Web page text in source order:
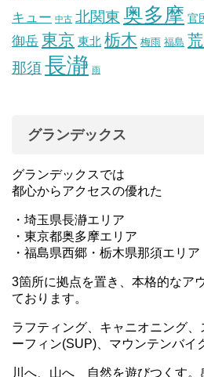
キュー 中古 北関東 奥多摩 官
御岳 東京 東北 栃木 梅雨 福島 荒
那須長瀞 雨
グランデックス
グランデックスでは
都心からアクセスの優れた
・埼玉県長瀞エリア
・東京都奥多摩エリア
・福島県西郷・栃木県那須エリア
3箇所に拠点を置き、本格的なア
ております。
ラフティング、キャニオニング
ーフィン(SUP)、マウンテンバイ
川へ、山へ 自然を遊びつくす。